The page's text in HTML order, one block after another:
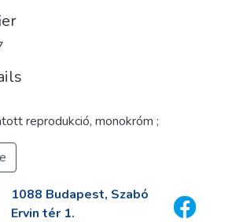
reprodukció, monokróm ;
1088 Budapest, Szabó
Ervin tér 1.